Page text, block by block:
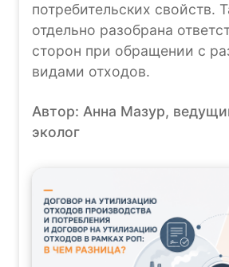
потребительских свойств.
отдельно разобрана
сторон при обращении с
видами отходов.
Автор: Анна Мазур,
эколог